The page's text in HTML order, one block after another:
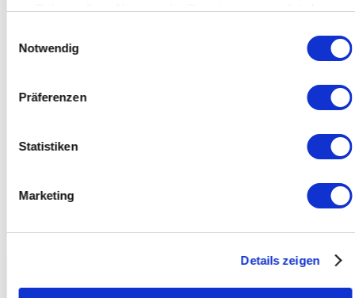
im Rahmen Ihrer Nutzung der Dienste gesammelt haben.
Notwendig
Präferenzen
Statistiken
Marketing
Details zeigen
Я погоджуюся з